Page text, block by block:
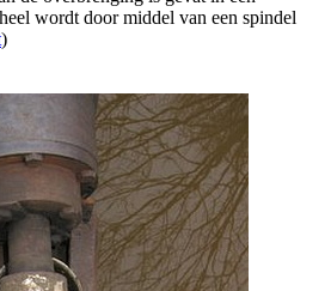
wordt door middel van een spindel
)